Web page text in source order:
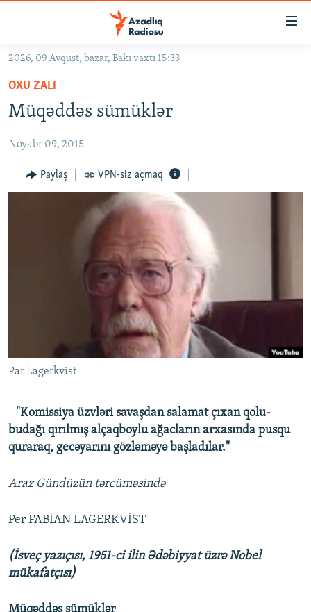
Əsas
qayıt
Əsas
naviqasiyaya
qayıt
KORRUPSIOMETR
#ƏSLINDƏ
FƏRQƏ BAX
KARIKATURA
AZƏRBAYCAN ƏDƏBIYYATI KITABXANASI
İSLAM VƏ DEMOKRATIYA
İZ - MƏDƏNIYYƏT PROQRAMI
PEŞƏ ETIKASI VƏ JURNALISTIKA STANDARTLARIMIZ
MATERIALLARIMIZDAN ISTIFADƏ
BIZIMLƏ ƏLAQƏ
XƏBƏR BÜLLETENLƏRIMIZ
2026, 09 Avqust, bazar, Bakı vaxtı 15:33
OXU ZALI
Müqəddəs sümüklər
Noyabr 09, 2015
Paylaş VPN-siz açmaq
Par Lagerkvist
- "Komissiya üzvləri savaşdan salamat çıxan qolu-
budağı qırılmış alçaqboylu ağacların arxasında pusqu
quraraq, gecəyarını gözləməyə başladılar."
Araz Gündüzün tərcüməsində
Per FABİAN LAGERKVİST
(İsveç yazıçısı, 1951-ci ilin Ədəbiyyat üzrə Nobel
mükafatçısı)